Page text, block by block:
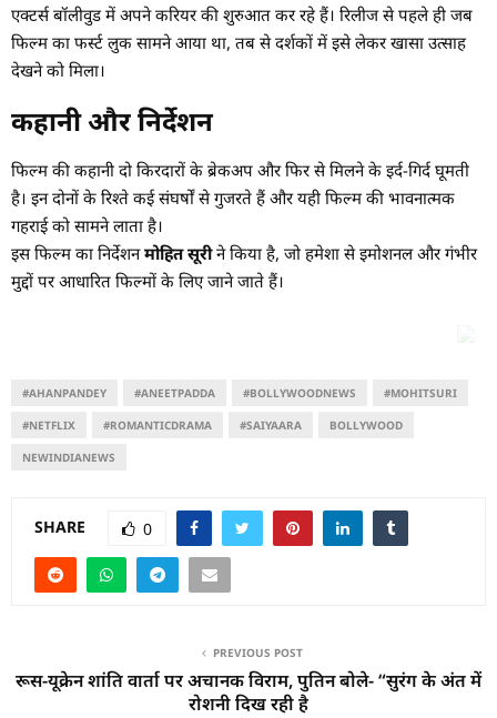
एक्टर्स बॉलीवुड में अपने करियर की शुरुआत कर रहे हैं। रिलीज से पहले ही जब
फिल्म का फर्स्ट लुक सामने आया था, तब से दर्शकों में इसे लेकर खासा उत्साह
देखने को मिला।
कहानी और निर्देशन
फिल्म की कहानी दो किरदारों के ब्रेकअप और फिर से मिलने के इर्द-गिर्द घूमती
है। इन दोनों के रिश्ते कई संघर्षों से गुजरते हैं और यही फिल्म की भावनात्मक
गहराई को सामने लाता है।
इस फिल्म का निर्देशनमोहित सूरीने किया है, जो हमेशा से इमोशनल और गंभीर
मुद्दों पर आधारित फिल्मों के लिए जाने जाते हैं।
#AHANPANDEY #ANEETPADDA #BOLLYWOODNEWS #MOHITSURI
#NETFLIX #ROMANTICDRAMA #SAIYAARA BOLLYWOOD
NEWINDIANEWS
SHARE 0
PREVIOUS POST
रूस-यूक्रेन शांति वार्ता पर अचानक विराम, पुतिन बोले- “सुरंग के अंत में
रोशनी दिख रही है